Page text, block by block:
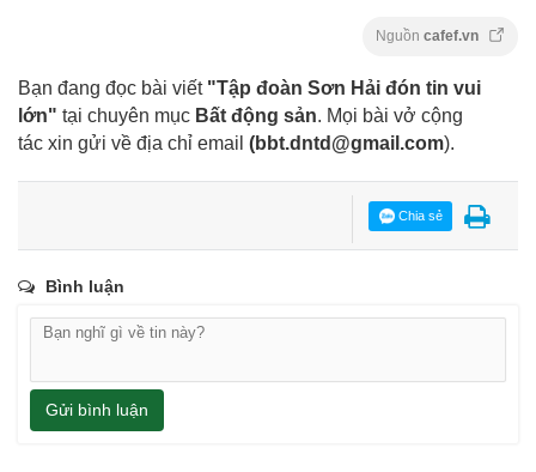
Nguồn cafef.vn
Bạn đang đọc bài viết "Tập đoàn Sơn Hải đón tin vui
lớn" tại chuyên mục Bất động sản. Mọi bài vở cộng
tác xin gửi về địa chỉ email (bbt.dntd@gmail.com).
Chia sẻ
Bình luận
Gửi bình luận